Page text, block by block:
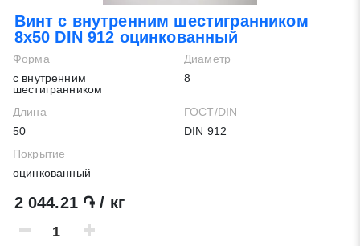
Винт с внутренним шестигранником
8х50 DIN 912 оцинкованный
Форма
с внутренним
шестигранником
Диаметр
8
Длина
50
ГОСТ/DIN
DIN 912
Покрытие
оцинкованный
2 044.21 ֏ / кг